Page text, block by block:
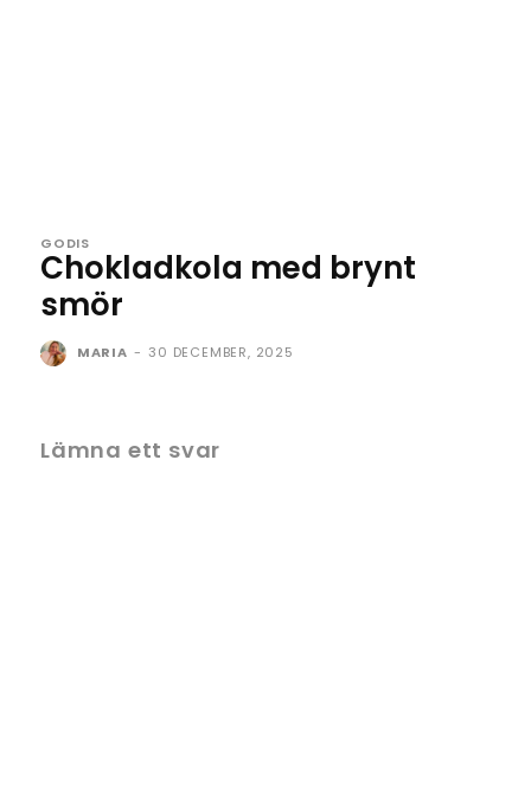
GODIS
Chokladkola med brynt
smör
MARIA - 30 DECEMBER, 2025
Lämna ett svar